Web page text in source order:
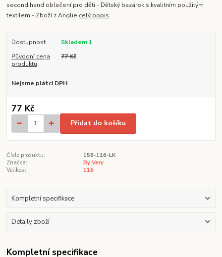
second hand oblečení pro děti - Dětský bazárek s kvalitním použitým
textilem - Zboží z Anglie celý popis
Dostupnost
Skladem 1
Původní cena
produktu
77 Kč
Nejsme plátci DPH
77 Kč
Přidat do košíku
Číslo produktu:
158-116-LK
Značka:
By Very
Velikost:
116
Kompletní specifikace
Detaily zboží
Kompletní specifikace